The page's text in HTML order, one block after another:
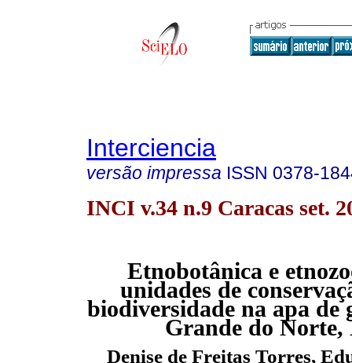
Interciencia
versão impressa ISSN 0378-
INCI v.34 n.9 Caracas set.
Etnobotânica e
unidades de
biodiversidade na apa de
Grande do Norte,
Denise de Freitas Torres,